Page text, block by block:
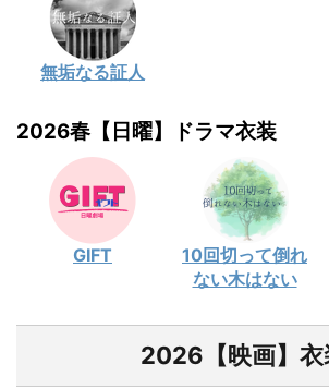
無垢なる証人
2026春【日曜】ドラマ衣装
GIFT
10回切って倒れ
ない木はない
2026【映画】衣